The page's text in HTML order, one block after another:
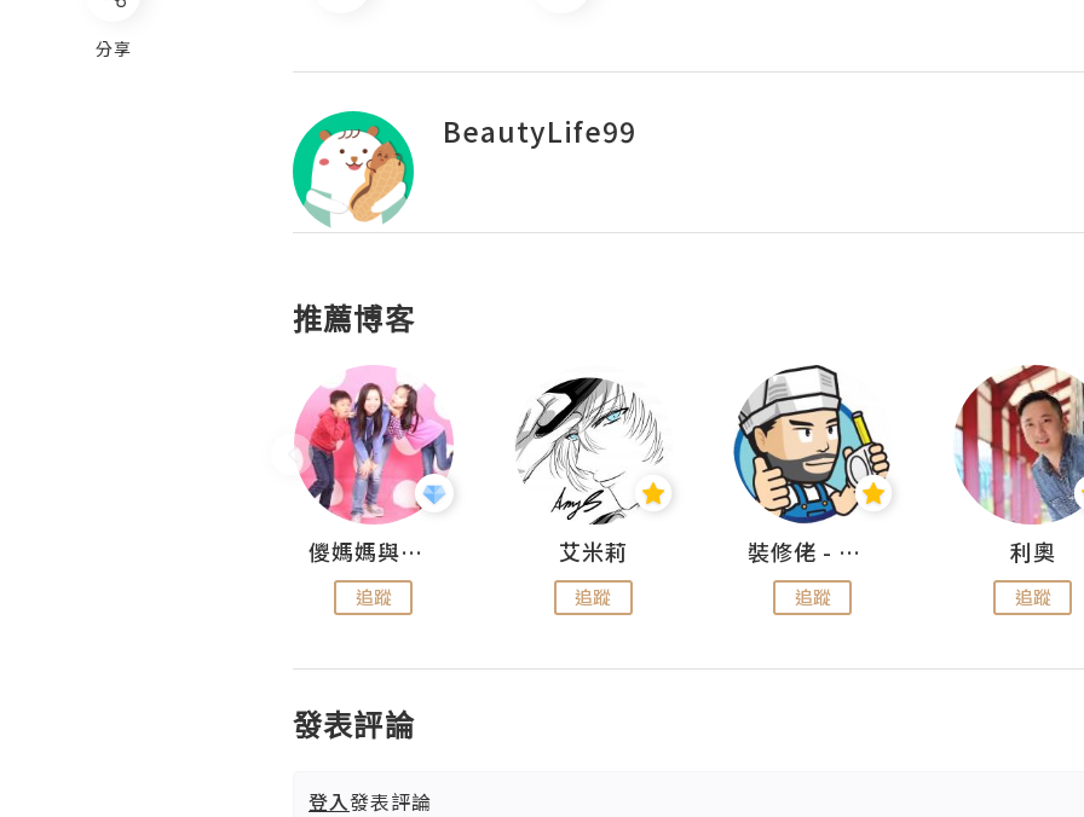
分享
BeautyLife99
推薦博客
儍媽媽與兩隻小魔怪之家
追蹤
艾米莉
追蹤
裝修佬 - 香港一站式網上裝修平台
追蹤
利奧
追蹤
發表評論
登入發表評論